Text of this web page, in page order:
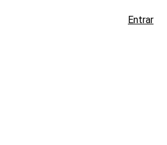
Entrar